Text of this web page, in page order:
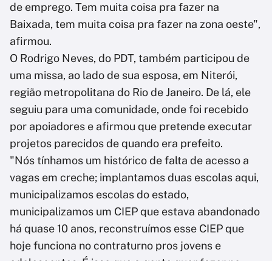
de emprego. Tem muita coisa pra fazer na
Baixada, tem muita coisa pra fazer na zona oeste",
afirmou.
O Rodrigo Neves, do PDT, também participou de
uma missa, ao lado de sua esposa, em Niterói,
região metropolitana do Rio de Janeiro. De lá, ele
seguiu para uma comunidade, onde foi recebido
por apoiadores e afirmou que pretende executar
projetos parecidos de quando era prefeito.
"Nós tínhamos um histórico de falta de acesso a
vagas em creche; implantamos duas escolas aqui,
municipalizamos escolas do estado,
municipalizamos um CIEP que estava abandonado
há quase 10 anos, reconstruímos esse CIEP que
hoje funciona no contraturno pros jovens e